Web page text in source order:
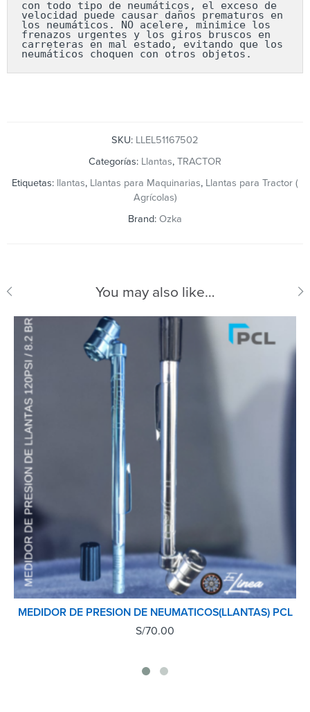
con todo tipo de neumáticos, el exceso de
velocidad puede causar daños prematuros en
los neumáticos. NO acelere, minimice los
frenazos urgentes y los giros bruscos en
carreteras en mal estado, evitando que los
neumáticos choquen con otros objetos.
SKU: LLEL51167502
Categorías: Llantas, TRACTOR
Etiquetas: llantas, Llantas para Maquinarias, Llantas para Tractor (
Agrícolas)
Brand: Ozka
You may also like…
MEDIDOR DE PRESION DE NEUMATICOS(LLANTAS) PCL
S/70.00